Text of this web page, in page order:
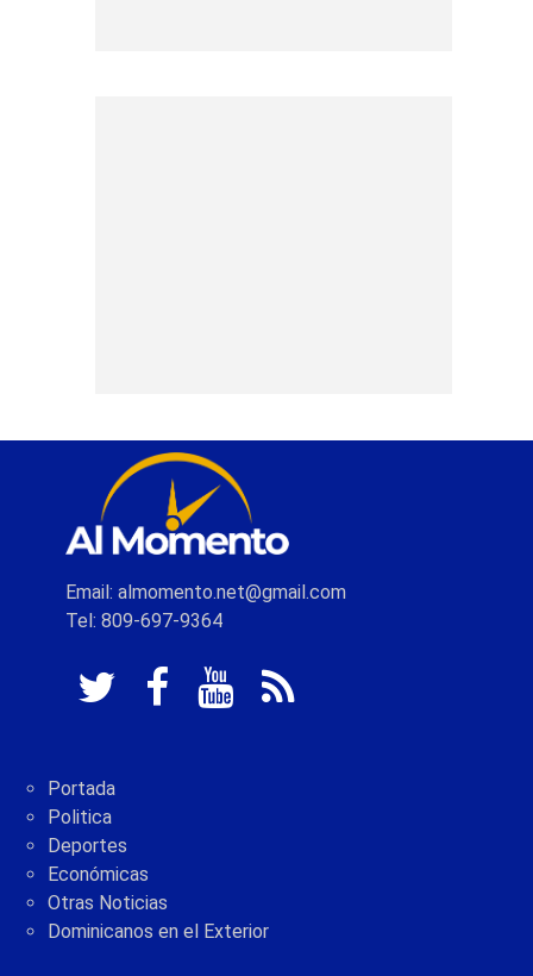
Email: almomento.net@gmail.com
Tel: 809-697-9364
Portada
Politica
Deportes
Económicas
Otras Noticias
Dominicanos en el Exterior